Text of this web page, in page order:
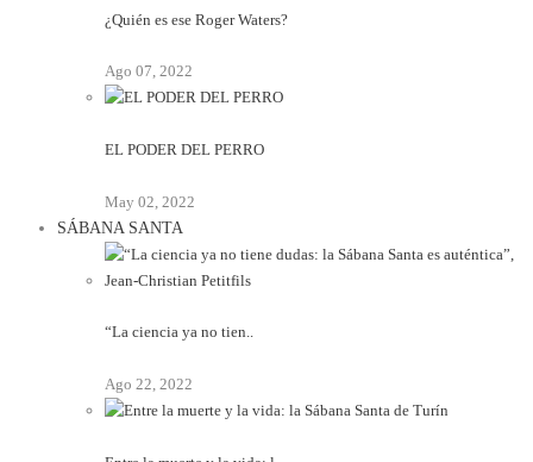
¿Quién es ese Roger Waters?
Ago 07, 2022
EL PODER DEL PERRO
May 02, 2022
SÁBANA SANTA
“La ciencia ya no tien..
Ago 22, 2022